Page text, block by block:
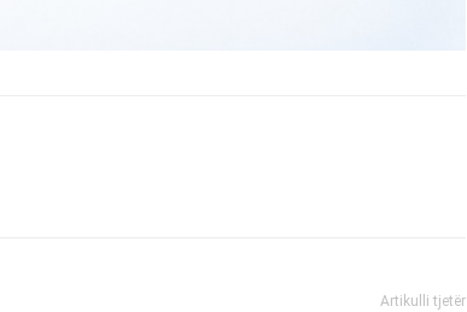
Artikulli tjetër